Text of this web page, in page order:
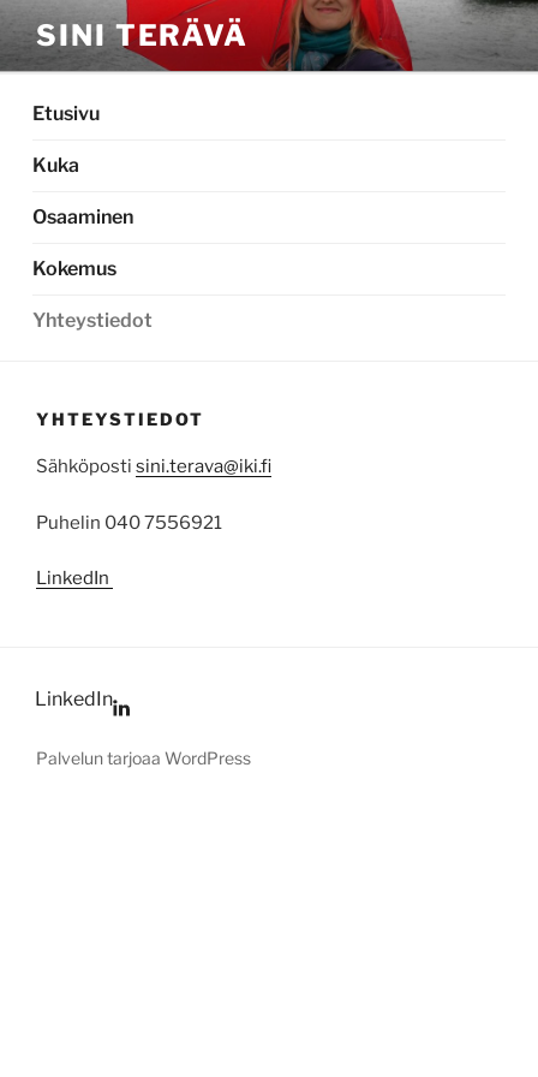
Siirry
sisältöönSINI TERÄVÄ
Etusivu
Kuka
Osaaminen
Kokemus
Yhteystiedot
YHTEYSTIEDOT
Sähköposti sini.terava@iki.fi
Puhelin 040 7556921
LinkedIn
LinkedIn
Palvelun tarjoaa WordPress